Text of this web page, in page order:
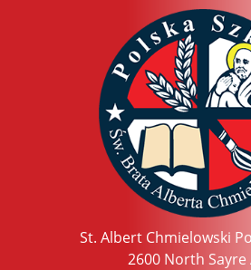
St. Albert Chmielowski
2600 North Sayre